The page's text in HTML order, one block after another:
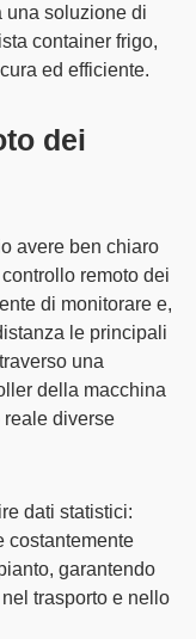
una soluzione di
container frigo,
ed efficiente.
dei
avere ben chiaro
controllo remoto dei
di monitorare e,
le principali
una
della macchina
diverse
dati statistici:
costantemente
, garantendo
trasporto e nello